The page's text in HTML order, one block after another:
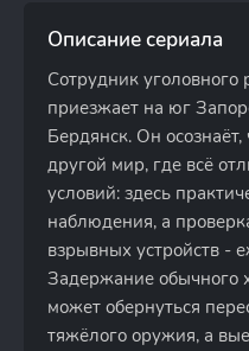
Описание сериала
Сотрудник
приезжает на юг
Бердянск. Он
другой мир, где всё
условий: здесь
наблюдения, а
взрывных устройств -
Задержание обычного
может обернуться
тяжёлого оружия, а